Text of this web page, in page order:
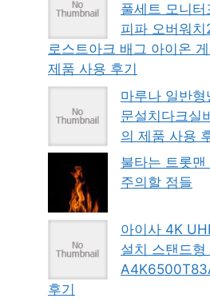
풀세트 모니
피파 오버워
로스트아크 배그 아이온
제품 사용 후기
마루나 일반
문설치다크실
의 제품 사용
불타는 트롯
주의할 점들
아이사 4K
설치 스탠드형
후기